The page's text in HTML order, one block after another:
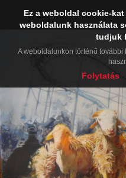
Ez a weboldal cookie-
weboldalunk használata
tudjuk
A weboldalunkon történő
Folytatás